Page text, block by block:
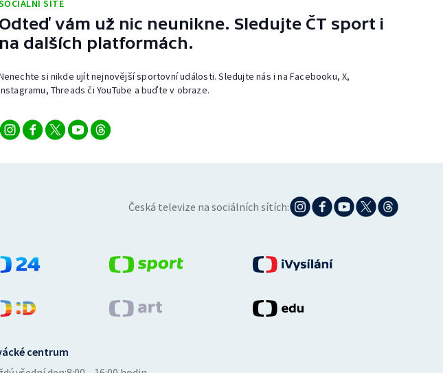
SÍTĚ
Odteď vám už nic neunikne. Sledujte ČT sport i
na dalších platformách.
si nikde ujít nejnovější sportovní události. Sledujte nás i na Facebooku, X,
Threads či YouTube a buďte v obraze.
Česká televize na sociálních sítích:
centrum